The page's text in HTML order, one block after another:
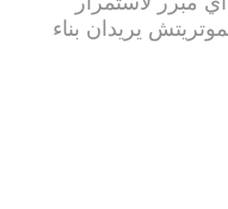
يريدان بناء